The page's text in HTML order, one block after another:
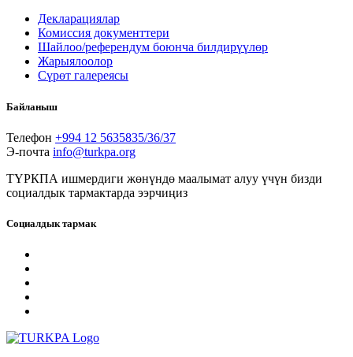
Декларациялар
Комиссия документтери
Шайлоо/референдум боюнча билдирүүлөр
Жарыялоолор
Сүрөт галереясы
Байланыш
Телефон +994 12 5635835/36/37
Э-почта info@turkpa.org
ТҮРКПА ишмердиги жөнүндө маалымат алуу үчүн бизди
социалдык тармактарда ээрчиңиз
Социалдык тармак